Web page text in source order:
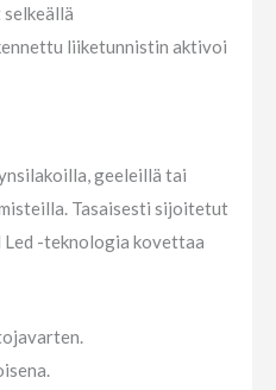
selkeällä
liiketunnistin aktivoi
geeleillä tai
Tasaisesti sijoitetut
-teknologia kovettaa